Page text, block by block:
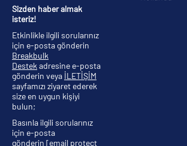
Sizden haber almak
isteriz!
Etkinlikle ilgili sorularınız
için e-posta gönderin
Breakbulk
Destek adresine e-posta
gönderin veya İLETİŞİM
sayfamızı ziyaret ederek
size en uygun kişiyi
bulun;
Basınla ilgili sorularınız
için e-posta
gönderin [email protect